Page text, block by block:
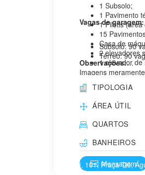
Qd. 101, Praça Tiê,
1 Subsolo;
1 Pavimento
1 Pilotis (área
15
Casa de
2 elevadores
1 elevador de
Vagas de garagem:
Subsolo: 90
Térreo: 90
Observações:
Imagens
sofrer alterações e
dos mesmos. A
aproximada
quadro de áreas. A
TIPOLOGIA
ÁREA ÚTIL
QUARTOS
BANHEIROS
Mensagem